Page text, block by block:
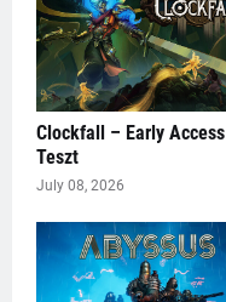
Clockfall – Early Access
Teszt
July 08, 2026